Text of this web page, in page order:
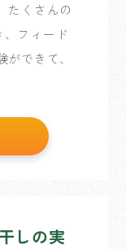
たくさんの
フィード
できて、
しの実